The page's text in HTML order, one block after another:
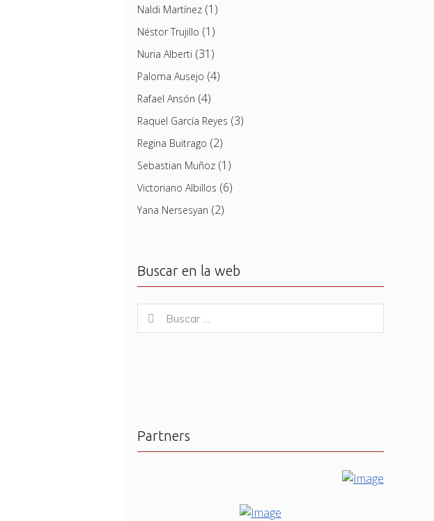
Naldi Martínez(1)
Néstor Trujillo (1)
Nuria Alberti (31)
Paloma Ausejo (4)
Rafael Ansón (4)
Raquel García Reyes (3)
Regina Buitrago (2)
Sebastian Muñoz(1)
Victoriano Albillos (6)
Yana Nersesyan (2)
Buscar en la web
for:
Buscar
Partners